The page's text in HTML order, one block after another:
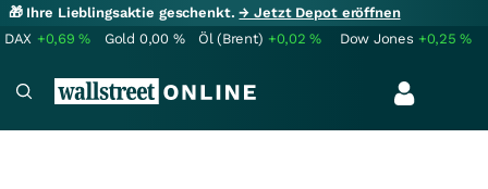
🎁 Ihre Lieblingsaktie geschenkt.→ Jetzt Depot eröffnen
DAX +0,69% Gold 0,00 % Öl (Brent) +0,02% Dow Jones +0,25%